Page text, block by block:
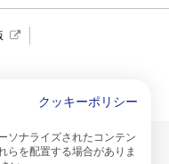
クッキーポリシー
ソナライズされたコンテン
らを配置する場合がありま